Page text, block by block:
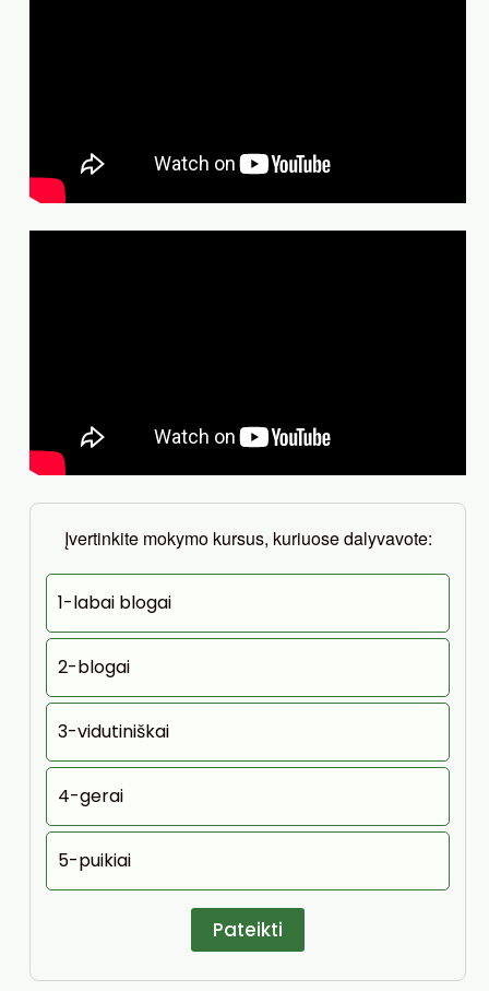
Įvertinkite mokymo kursus, kuriuose dalyvavote:
1-labai blogai
2-blogai
3-vidutiniškai
4-gerai
5-puikiai